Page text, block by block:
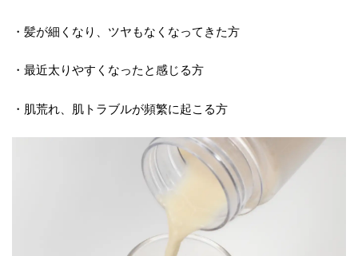
・髪が細くなり、ツヤもなくなってきた方
・最近太りやすくなったと感じる方
・肌荒れ、肌トラブルが頻繁に起こる方